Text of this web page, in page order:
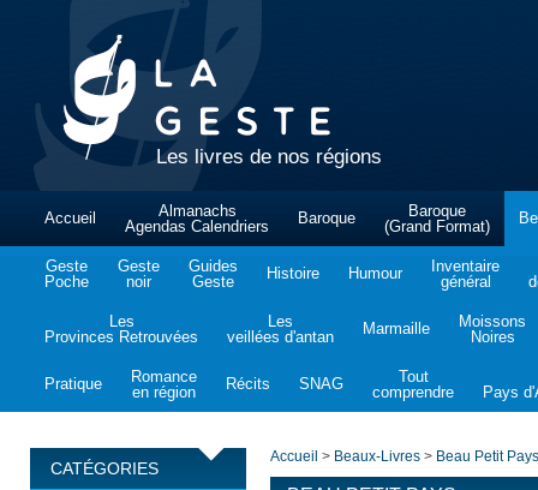
Les livres de nos régions
Accueil
Almanachs
Agendas Calendriers
Baroque
Baroque
(Grand Format)
Geste
Poche
Geste
noir
Guides
Geste
Histoire Humour
Inventaire
général
Les
Provinces Retrouvées
Les
veillées d'antan
Marmaille
Moissons
Noires
Pratique
Romance
en région
Récits SNAG
Tout
comprendre
Pays
CATÉGORIES
Accueil > Beaux-Livres > Beau Petit Pays